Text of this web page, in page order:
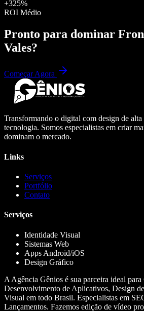
+325%
ROI Médio
Pronto para dominar
Vales?
Começar Agora
Transformando o digital com design de alta
tecnologia. Somos especialistas em criar
dominam o mercado.
Links
Serviços
Portfólio
Contato
Serviços
Identidade Visual
Sistemas Web
Apps Android/iOS
Design Gráfico
A Agência Gênios é sua parceira ideal para
Desenvolvimento de Aplicativos, Design
Visual em todo Brasil. Especialistas em
Lançamentos. Fazemos edição de vídeo